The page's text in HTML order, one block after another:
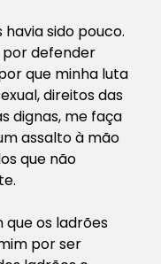
sido pouco.
por defender
que minha luta
direitos das
dignas, me faça
assalto à mão
que não
que os ladrões
por ser